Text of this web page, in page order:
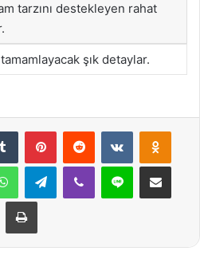
tarzını destekleyen rahat
tamamlayacak şık detaylar.
Tumblr PinterestReddit VKontakte
WhatsAppTelegramViber Line E-Posta ile
Yazdır